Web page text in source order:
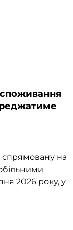
спрямовану на
2026 року, у